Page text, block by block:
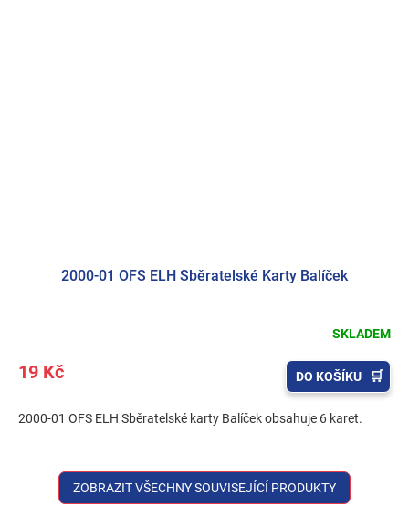
2000-01 OFS ELH Sběratelské Karty Balíček
SKLADEM
19 Kč DO KOŠÍKU
2000-01 OFS ELH Sběratelské karty Balíček obsahuje 6 karet.
ZOBRAZIT VŠECHNY SOUVISEJÍCÍ PRODUKTY